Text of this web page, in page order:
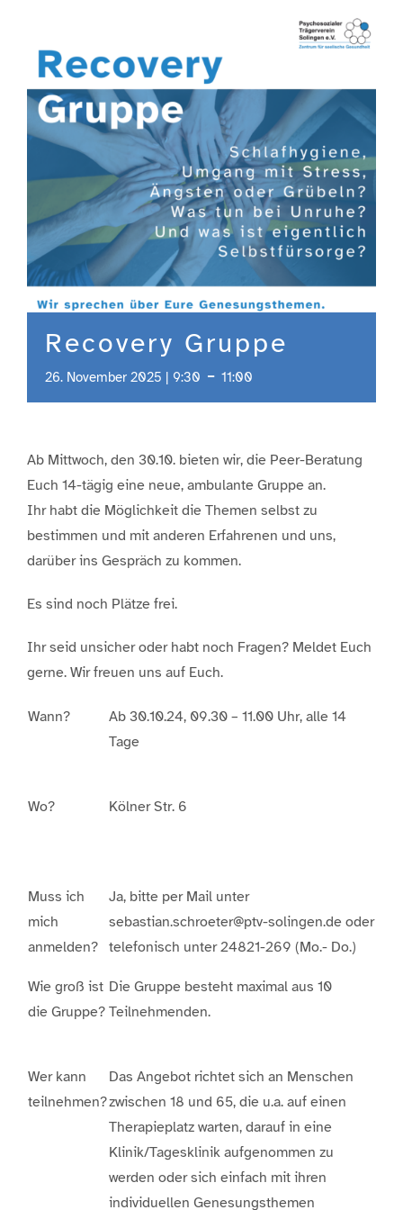
Engagement
Aktuelles
Information
Kontakt
Recovery Gruppe
26. November 2025 | 9:30 - 11:00
Ab Mittwoch, den 30.10. bieten wir, die Peer-Beratung
Euch 14-tägig eine neue, ambulante Gruppe an.
Ihr habt die Möglichkeit die Themen selbst zu
bestimmen und mit anderen Erfahrenen und uns,
darüber ins Gespräch zu kommen.
Es sind noch Plätze frei.
Ihr seid unsicher oder habt noch Fragen? Meldet Euch
gerne. Wir freuen uns auf Euch.
Wann?
Ab 30.10.24, 09.30 – 11.00 Uhr, alle 14
Tage
Wo? Kölner Str. 6
Muss ich
mich
anmelden?
Ja, bitte per Mail unter
sebastian.schroeter@ptv-solingen.de oder
telefonisch unter 24821-269 (Mo.- Do.)
Wie groß ist
die Gruppe?
Die Gruppe besteht maximal aus 10
Teilnehmenden.
Wer kann
teilnehmen?
Das Angebot richtet sich an Menschen
zwischen 18 und 65, die u.a. auf einen
Therapieplatz warten, darauf in eine
Klinik/Tagesklinik aufgenommen zu
werden oder sich einfach mit ihren
individuellen Genesungsthemen